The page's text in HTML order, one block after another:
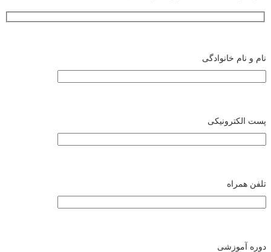
نام و نام خانوادگی
پست الکترونیکی
تلفن همراه
دوره آموزشی